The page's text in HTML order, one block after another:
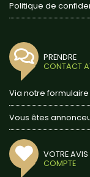
Politique de
PRENDRE
CONTACT
Via notre
Vous êtes
VOTRE AVIS
COMPTE